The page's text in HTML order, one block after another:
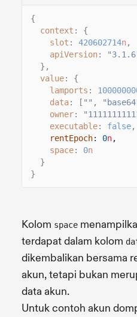
{
context : {
slot : 420602714n,
apiVersion:
},
value: {
lamports :
data: [ "" ,
owner:
executable: false,
rentEpoch: 0n,
space: 0n
}
}
Kolom space
terdapat dalam kolom
dikembalikan bersama
akun, tetapi bukan
data akun.
Untuk contoh akun